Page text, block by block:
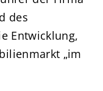
des
Entwicklung,
„im